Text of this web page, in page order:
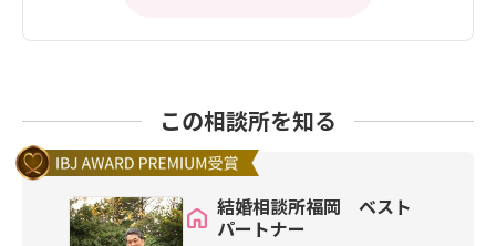
この相談所を知る
結婚相談所福岡 ベスト
パートナー